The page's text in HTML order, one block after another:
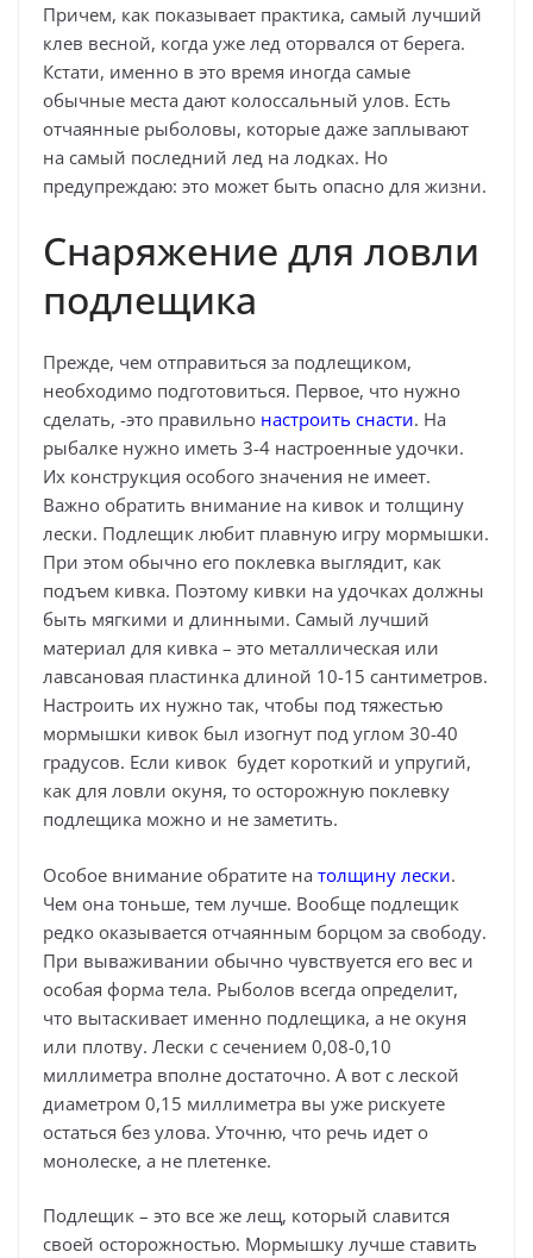
Причем, как показывает практика, самый лучший
клев весной, когда уже лед оторвался от берега.
Кстати, именно в это время иногда самые
обычные места дают колоссальный улов. Есть
отчаянные рыболовы, которые даже заплывают
на самый последний лед на лодках. Но
предупреждаю: это может быть опасно для жизни.
Снаряжение для ловли
подлещика
Прежде, чем отправиться за подлещиком,
необходимо подготовиться. Первое, что нужно
сделать, -это правильно настроить снасти. На
рыбалке нужно иметь 3-4 настроенные удочки.
Их конструкция особого значения не имеет.
Важно обратить внимание на кивок и толщину
лески. Подлещик любит плавную игру мормышки.
При этом обычно его поклевка выглядит, как
подъем кивка. Поэтому кивки на удочках должны
быть мягкими и длинными. Самый лучший
материал для кивка – это металлическая или
лавсановая пластинка длиной 10-15 сантиметров.
Настроить их нужно так, чтобы под тяжестью
мормышки кивок был изогнут под углом 30-40
градусов. Если кивок будет короткий и упругий,
как для ловли окуня, то осторожную поклевку
подлещика можно и не заметить.
Особое внимание обратите на толщину лески.
Чем она тоньше, тем лучше. Вообще подлещик
редко оказывается отчаянным борцом за свободу.
При вываживании обычно чувствуется его вес и
особая форма тела. Рыболов всегда определит,
что вытаскивает именно подлещика, а не окуня
или плотву. Лески с сечением 0,08-0,10
миллиметра вполне достаточно. А вот с леской
диаметром 0,15 миллиметра вы уже рискуете
остаться без улова. Уточню, что речь идет о
монолеске, а не плетенке.
Подлещик – это все же лещ, который славится
своей осторожностью. Мормышку лучше ставить